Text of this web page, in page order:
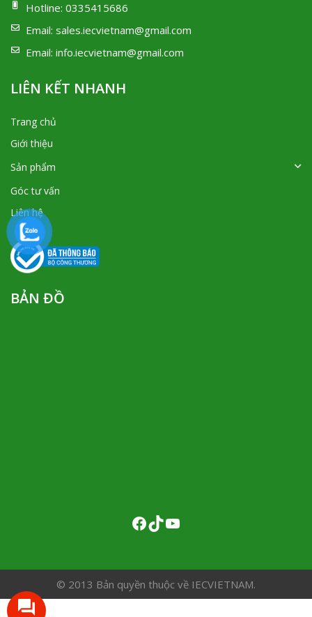
Hotline: 0335415686
Email: sales.iecvietnam@gmail.com
Email: info.iecvietnam@gmail.com
LIÊN KẾT NHANH
Trang chủ
Giới thiệu
Sản phẩm
Góc tư vấn
Liên hệ
BẢN ĐỒ
© 2013 Bản quyền thuộc về IECVIETNAM.